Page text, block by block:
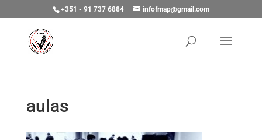
+351 - 91 737 6884 infofmap@gmail.com
aulas